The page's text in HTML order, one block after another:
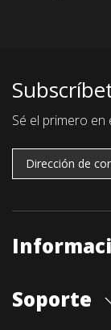
Sé el primero
Cita previa tienda
Soporte